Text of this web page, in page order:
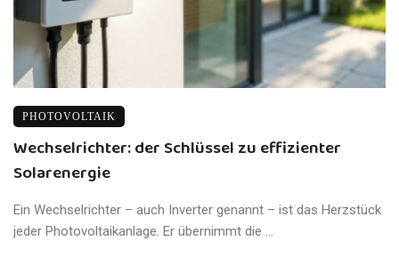
PHOTOVOLTAIK
Wechselrichter: der Schlüssel zu effizienter
Solarenergie
Ein Wechselrichter – auch Inverter genannt – ist das Herzstück
jeder Photovoltaikanlage. Er übernimmt die ...